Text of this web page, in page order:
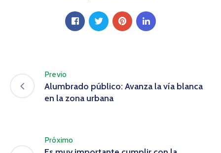
Previo
Alumbrado público: Avanza la vía blanca
en la zona urbana
Próximo